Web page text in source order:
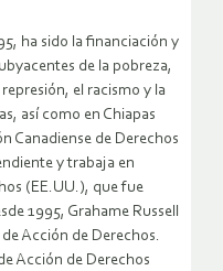
ha sido la financiación y
de la pobreza,
el racismo y la
así como en Chiapas
Canadiense de Derechos
y trabaja en
(EE.UU.), que fue
1995, Grahame Russell
Acción de Derechos.
Acción de Derechos